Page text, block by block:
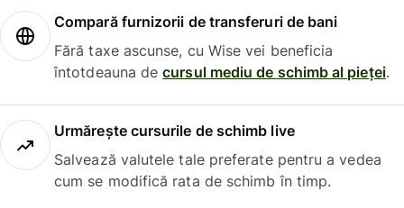
Compară furnizorii de transferuri de bani
Fără taxe ascunse, cu Wise vei beneficia
întotdeauna decursul mediu de schimb al pieței.
Urmărește cursurile de schimb live
Salvează valutele tale preferate pentru a vedea
cum se modifică rata de schimb în timp.